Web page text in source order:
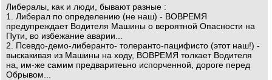
Либералы, как и люди, бывают разные :
1. Либерал по определению (не наш) - ВОВРЕМЯ
предупреждает Водителя Машины о вероятной Опасности на
Пути, во избежание аварии...
2. Псевдо-демо-либеранто- толеранто-пацифисто (этот наш!) -
выскакивая из Машины на ходу, ВОВРЕМЯ толкает Водителя
на, им-же самим предваритеьно испорченной, дороге перед
Обрывом...